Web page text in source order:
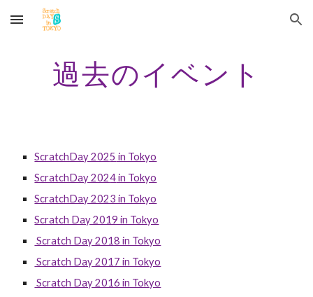
Skip to main content Skip to navigation
過去のイベント
ScratchDay 2025 in Tokyo
ScratchDay 2024in Tokyo
ScratchDay 2023 in Tokyo
Scratch Day 2019 in Tokyo
Scratch Day 2018 in Tokyo
Scratch Day 2017 in Tokyo
Scratch Day 2016 in Tokyo